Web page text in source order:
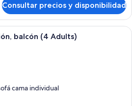
Consultar precios y disponibilidad
Una habitación moderna con una
balcón (4 Adults)
cama individual